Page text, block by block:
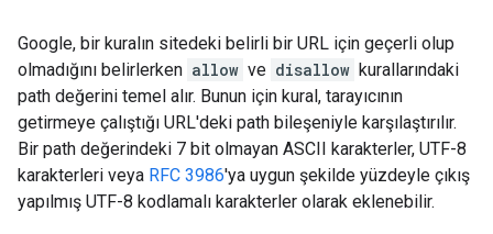
Google, bir kuralın sitedeki belirli bir URL için geçerli olup
olmadığını belirlerken allow ve disallow kurallarındaki
path değerini temel alır. Bunun için kural, tarayıcının
getirmeye çalıştığı URL'deki path bileşeniyle karşılaştırılır.
Bir path değerindeki 7 bit olmayan ASCII karakterler, UTF-8
karakterleri veya RFC 3986'ya uygun şekilde yüzdeyle çıkış
yapılmış UTF-8 kodlamalı karakterler olarak eklenebilir.